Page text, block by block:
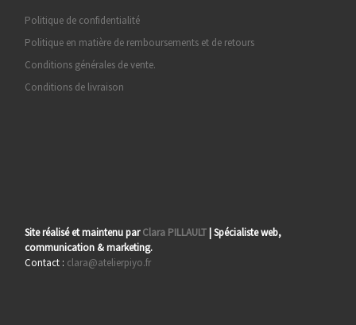
Politique de confidentialité
Politique en matière de remboursements et de retours
Conditions générales de vente.
Conditions de livraison
Site réalisé et maintenu parClara PILLAULT | Spécialiste web,
communication & marketing.
Contact : clara@atelierpiyo.fr